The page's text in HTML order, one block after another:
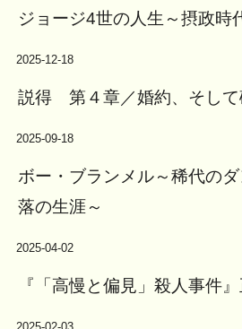
ジョージ4世の人生～摂政時
2025-12-18
説得 第４章／婚約、そして
2025-09-18
ボー・ブランメル～稀代の
落の生涯～
2025-04-02
『「高慢と偏見」殺人事件